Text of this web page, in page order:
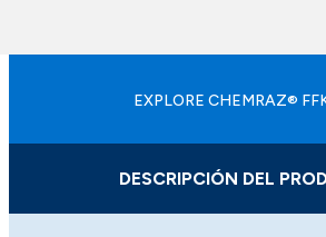
EXPLORE CHEMRAZ®
DESCRIPCIÓN DEL